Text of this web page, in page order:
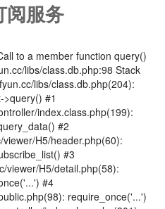
阅服务
to a member function query()
libs/class.db.php:98 Stack
libs/class.db.php(204):
>query() #1
index.class.php(199):
#2
H5/header.php(60):
#3
viewer/H5/detail.php(58):
#4
require_once('...')